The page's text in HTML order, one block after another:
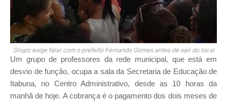
Grupo exige falar com o prefeito Fernando Gomes antes de sair do local
Um grupo de professores da rede municipal, que está em
desvio de função, ocupa a sala da Secretaria de Educação de
Itabuna, no Centro Administrativo, desde as 10 horas da
manhã de hoje. A cobrança é o pagamento dos dois meses de